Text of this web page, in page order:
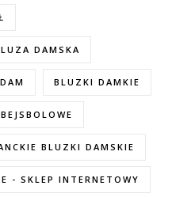
DAMSKA
BLUZKI DAMKIE
BLUZKI DAMSKIE
- SKLEP INTERNETOWY